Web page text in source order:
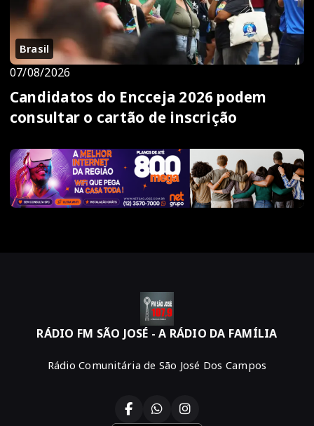
Brasil
07/08/2026
Candidatos do Encceja 2026 podem
consultar o cartão de inscrição
RÁDIO FM SÃO JOSÉ - A RÁDIO DA FAMÍLIA
Rádio Comunitária de São José Dos Campos